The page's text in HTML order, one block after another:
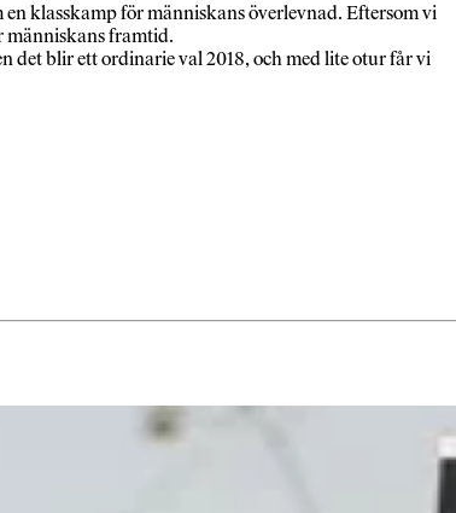
klasskamp för människans överlevnad. Eftersom vi
människans framtid.
det blir ett ordinarie val 2018, och med lite otur får vi